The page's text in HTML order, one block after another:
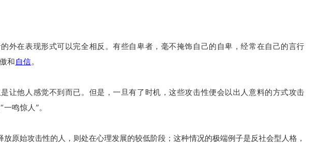
外在表现形式可以完全相反。有些自卑者，毫不掩饰自己的自卑，经常在自己的言行
和 自信。
让他人感觉不到而已。但是，一旦有了时机，这些攻击性便会以出人意料的方式攻击
鸣惊人”。
原始攻击性的人，则处在心理发展的较低阶段；这种情况的极端例子是反社会型人格，